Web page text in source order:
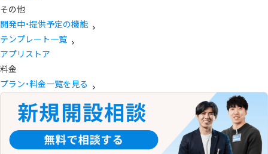
その他
開発中・提供予定の機能
テンプレート一覧
アプリストア
料金
プラン・料金一覧を見る